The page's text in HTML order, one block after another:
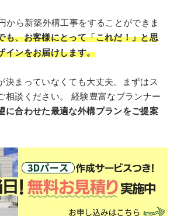
から新築外構⼯事をすることができま
も、お客様にとって「これだ！」と思
インをお届けします。
決まっていなくても⼤丈夫。まずはス
相談ください。 経験豊富なプランナー
に合わせた最適な外構プランをご提案